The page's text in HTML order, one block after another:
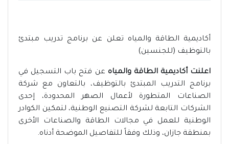
أكاديمية الطاقة والمياه تعلن عن برنامج تدريب مبتدئ
بالتوظيف (للجنسين)
اعلنت أكاديمية الطاقة والمياه عن فتح باب التسجيل في
برنامج التدريب المبتدئ بالتوظيف، بالتعاون مع شركة
الصناعات المتطورة لأعمال الصهر المحدودة، إحدى
الشركات التابعة لشركة التصنيع الوطنية، لتمكين الكوادر
الوطنية للعمل في مجالات الطاقة والصناعات الأخرى
بمنطقة جازان، وذلك وفقاً للتفاصيل الموضحة أدناه.